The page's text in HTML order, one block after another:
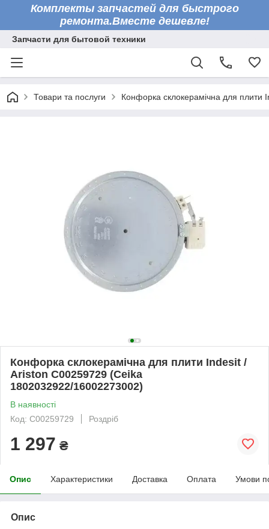
Комплекты запчастей для быстрого
ремонта.Вместе дешевле!
Запчасти для бытовой техники
Товари та послуги Конфорка склокерамічна для
Конфорка склокерамічна для плити Indesit /
Ariston C00259729 (Ceika
1802032922/16002273002)
В наявності
Код: C00259729
Роздріб
1 297 ₴
Опис Характеристики Доставка Оплата Умови
Опис